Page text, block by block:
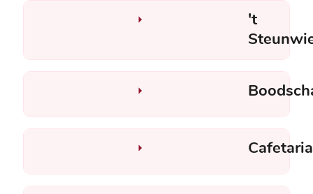
't
Cafetaria